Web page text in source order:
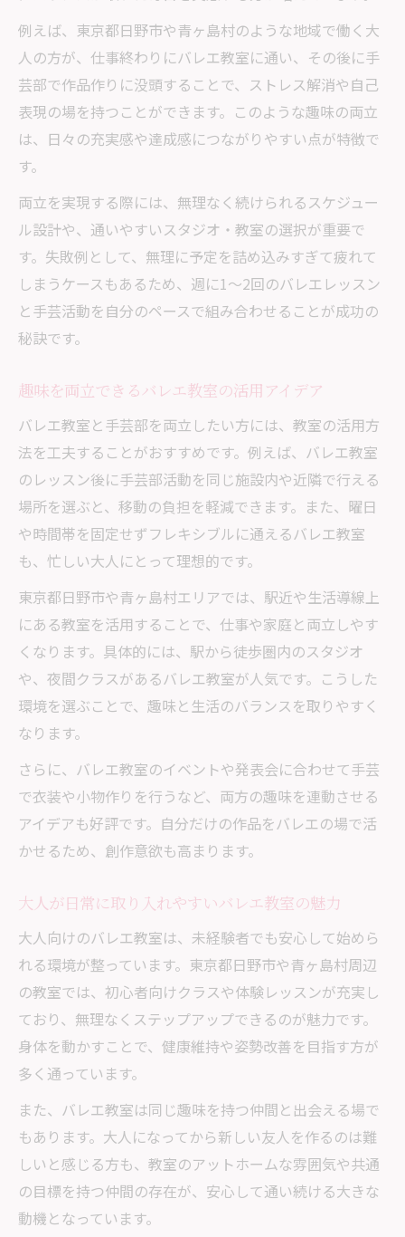
例えば、東京都日野市や青ヶ島村のような地域で働く大
人の方が、仕事終わりにバレエ教室に通い、その後に手
芸部で作品作りに没頭することで、ストレス解消や自己
表現の場を持つことができます。このような趣味の両立
は、日々の充実感や達成感につながりやすい点が特徴で
す。
両立を実現する際には、無理なく続けられるスケジュー
ル設計や、通いやすいスタジオ・教室の選択が重要で
す。失敗例として、無理に予定を詰め込みすぎて疲れて
しまうケースもあるため、週に1〜2回のバレエレッスン
と手芸活動を自分のペースで組み合わせることが成功の
秘訣です。
趣味を両立できるバレエ教室の活用アイデア
バレエ教室と手芸部を両立したい方には、教室の活用方
法を工夫することがおすすめです。例えば、バレエ教室
のレッスン後に手芸部活動を同じ施設内や近隣で行える
場所を選ぶと、移動の負担を軽減できます。また、曜日
や時間帯を固定せずフレキシブルに通えるバレエ教室
も、忙しい大人にとって理想的です。
東京都日野市や青ヶ島村エリアでは、駅近や生活導線上
にある教室を活用することで、仕事や家庭と両立しやす
くなります。具体的には、駅から徒歩圏内のスタジオ
や、夜間クラスがあるバレエ教室が人気です。こうした
環境を選ぶことで、趣味と生活のバランスを取りやすく
なります。
さらに、バレエ教室のイベントや発表会に合わせて手芸
で衣装や小物作りを行うなど、両方の趣味を連動させる
アイデアも好評です。自分だけの作品をバレエの場で活
かせるため、創作意欲も高まります。
大人が日常に取り入れやすいバレエ教室の魅力
大人向けのバレエ教室は、未経験者でも安心して始めら
れる環境が整っています。東京都日野市や青ヶ島村周辺
の教室では、初心者向けクラスや体験レッスンが充実し
ており、無理なくステップアップできるのが魅力です。
身体を動かすことで、健康維持や姿勢改善を目指す方が
多く通っています。
また、バレエ教室は同じ趣味を持つ仲間と出会える場で
もあります。大人になってから新しい友人を作るのは難
しいと感じる方も、教室のアットホームな雰囲気や共通
の目標を持つ仲間の存在が、安心して通い続ける大きな
動機となっています。